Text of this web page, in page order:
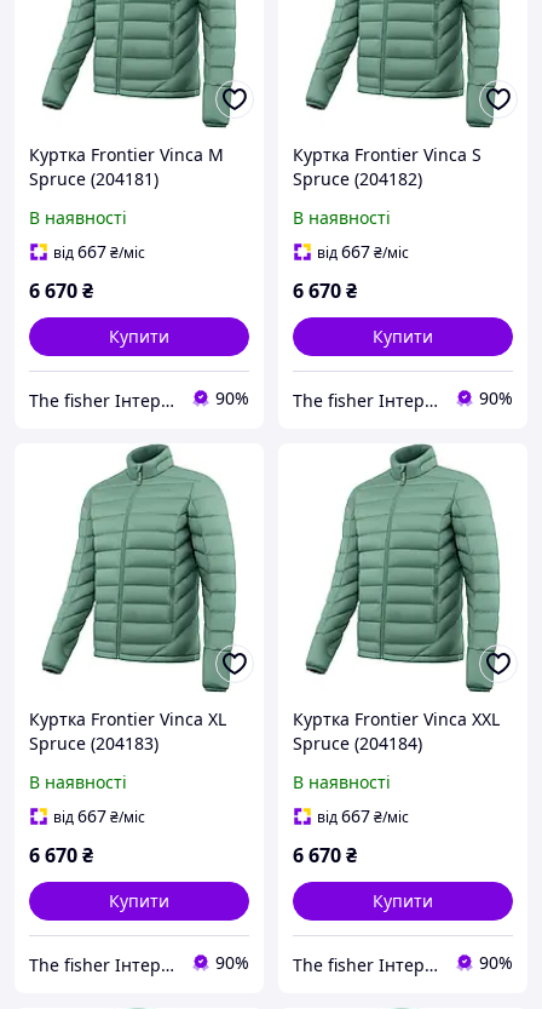
Куртка Frontier Vinca M
Spruce (204181)
В наявності
від667₴/міс
6 670₴
Купити
The fisher Інтернет магазин 90%
Куртка Frontier Vinca S
Spruce (204182)
В наявності
від667₴/міс
6 670₴
Купити
The fisher Інтернет магазин 90%
Куртка Frontier Vinca XL
Spruce (204183)
В наявності
від667₴/міс
6 670₴
Купити
The fisher Інтернет магазин 90%
Куртка Frontier Vinca XXL
Spruce (204184)
В наявності
від667₴/міс
6 670₴
Купити
The fisher Інтернет магазин 90%